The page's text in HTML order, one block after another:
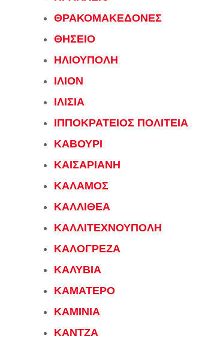
ΘΡΑΚΟΜΑΚΕΔΟΝΕΣ
ΘΗΣΕΙΟ
ΗΛΙΟΥΠΟΛΗ
ΙΛΙΟΝ
ΙΛΙΣΙΑ
ΙΠΠΟΚΡΑΤΕΙΟΣ ΠΟΛΙΤΕΙΑ
ΚΑΒΟΥΡΙ
ΚΑΙΣΑΡΙΑΝΗ
ΚΑΛΑΜΟΣ
ΚΑΛΛΙΘΕΑ
ΚΑΛΛΙΤΕΧΝΟΥΠΟΛΗ
ΚΑΛΟΓΡΕΖΑ
ΚΑΛΥΒΙΑ
ΚΑΜΑΤΕΡΟ
ΚΑΜΙΝΙΑ
ΚΑΝΤΖΑ